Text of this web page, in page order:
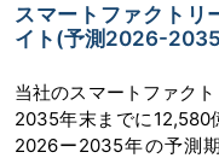
スマートファクトリ
イト(予測2026-
当社のスマートファク
2035年末までに12,580
2026ー2035年の予測